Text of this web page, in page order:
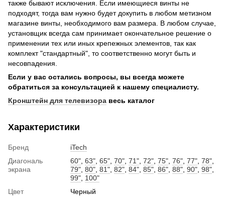
также бывают исключения. Если имеющиеся винты не
подходят, тогда вам нужно будет докупить в любом метизном
магазине винты, необходимого вам размера. В любом случае,
установщик всегда сам принимает окончательное решение о
применении тех или иных крепежных элементов, так как
комплект "стандартный", то соответственно могут быть и
несовпадения.
Если у вас остались вопросы, вы всегда можете
обратиться за консультацией к нашему специалисту.
Кронштейн для телевизора весь каталог
Характеристики
Бренд
iTech
Диагональ
экрана
60" 63" 65" 70" 71" 72" 75" 76" 77" 78"
79" 80" 81" 82" 84" 85" 86" 88" 90" 98"
99" 100"
Цвет
Черный